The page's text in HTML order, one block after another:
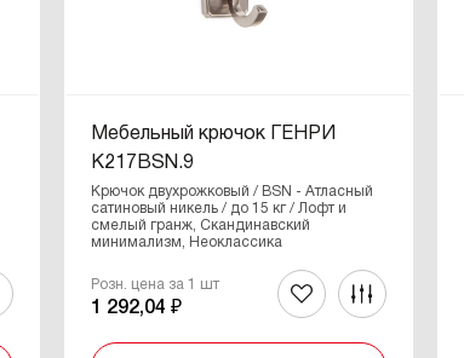
Мебельный крючок ГЕНРИ
K217BSN.9
Крючок двухрожковый / BSN - Атласный
сатиновый никель / до 15 кг / Лофт и
смелый гранж, Скандинавский
минимализм, Неоклассика
Розн. цена за 1 шт
1 292,04 ₽